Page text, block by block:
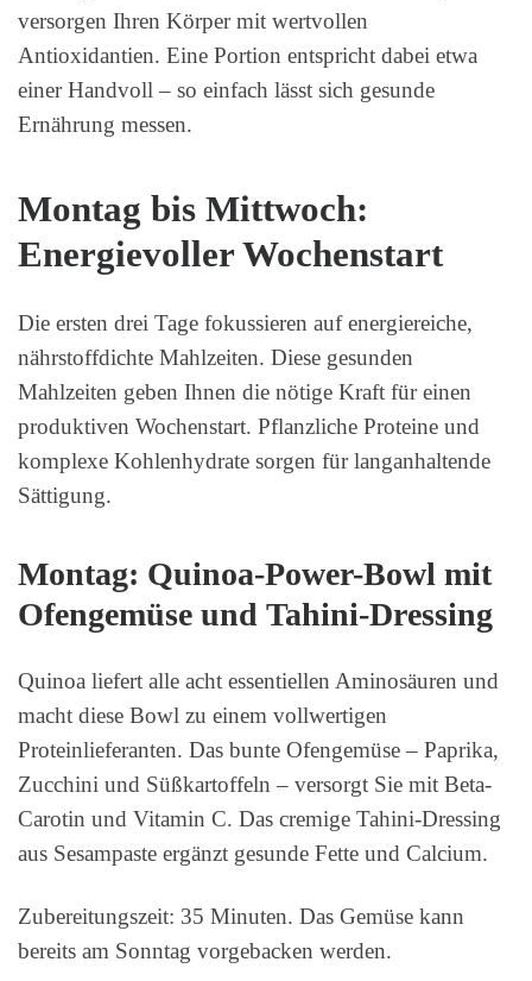
versorgen Ihren Körper mit wertvollen
Antioxidantien. Eine Portion entspricht dabei etwa
einer Handvoll – so einfach lässt sich gesunde
Ernährung messen.
Montag bis Mittwoch:
Energievoller Wochenstart
Die ersten drei Tage fokussieren auf energiereiche,
nährstoffdichte Mahlzeiten. Diese gesunden
Mahlzeiten geben Ihnen die nötige Kraft für einen
produktiven Wochenstart. Pflanzliche Proteine und
komplexe Kohlenhydrate sorgen für langanhaltende
Sättigung.
Montag: Quinoa-Power-Bowl mit
Ofengemüse und Tahini-Dressing
Quinoa liefert alle acht essentiellen Aminosäuren und
macht diese Bowl zu einem vollwertigen
Proteinlieferanten. Das bunte Ofengemüse – Paprika,
Zucchini und Süßkartoffeln – versorgt Sie mit Beta-
Carotin und Vitamin C. Das cremige Tahini-Dressing
aus Sesampaste ergänzt gesunde Fette und Calcium.
Zubereitungszeit: 35 Minuten. Das Gemüse kann
bereits am Sonntag vorgebacken werden.